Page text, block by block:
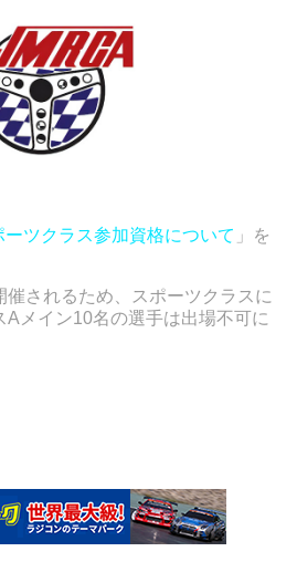
ーツクラス参加資格について 」を
催されるため、スポーツクラスに
Aメイン10名の選手は出場不可に